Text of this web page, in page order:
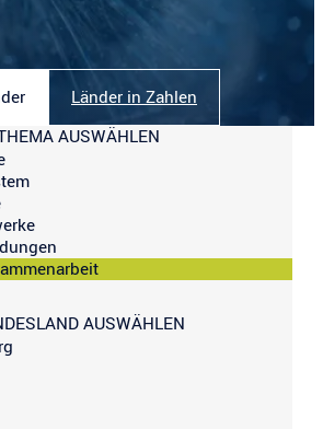
Länder in Zahlen
AUSWÄHLEN
AUSWÄHLEN